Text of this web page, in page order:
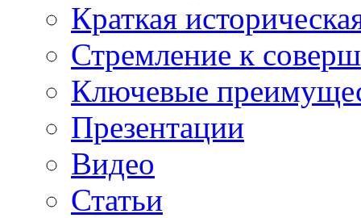
Краткая
Стремление к
Ключевые
Презентации
Видео
Статьи